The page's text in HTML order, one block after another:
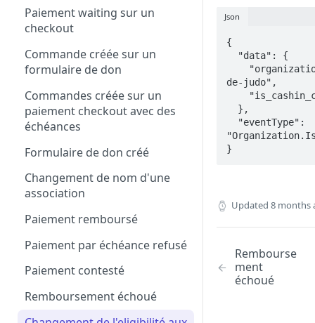
Paiement waiting sur un
checkout
Commande créée sur un
formulaire de don
Commandes créée sur un
paiement checkout avec des
échéances
Formulaire de don créé
Changement de nom d'une
association
Paiement remboursé
Paiement par échéance refusé
Paiement contesté
Remboursement échoué
Json
{
de-judo",
}
Updated 8 months
Rembourse
ment
échoué